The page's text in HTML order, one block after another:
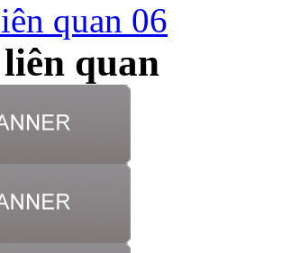
quan 06
quan